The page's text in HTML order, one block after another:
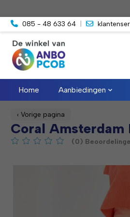
085 - 48 633 64
Home Aanbiedingen
‹ Vorige pagina
Coral Amsterdam
De beoordeling van dit product is0
(0)